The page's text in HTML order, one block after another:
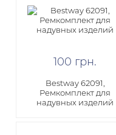
100 грн.
Bestway 62091,
Ремкомплект для
надувных изделий